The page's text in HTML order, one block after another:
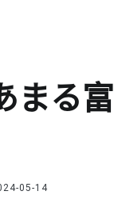
まる富
05-14